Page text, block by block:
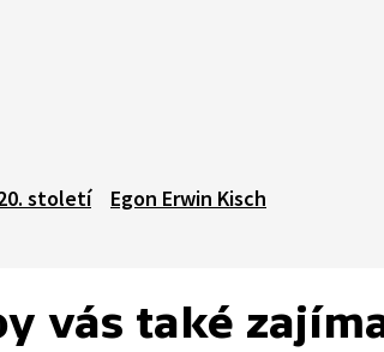
století
Egon Erwin Kisch
vás také